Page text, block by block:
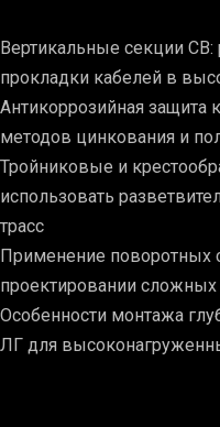
Вертикальные секции
прокладки кабелей в
Антикоррозийная защита
методов цинкования и
Тройниковые и
использовать
трасс
Применение поворотных
проектировании
Особенности монтажа
ЛГ для